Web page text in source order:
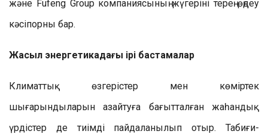
және Fufeng Group компаниясының жүгеріні терең өңдеу
кәсіпорны бар.
Жасыл энергетикадағы ірі бастамалар
Климаттық өзгерістер мен көміртек
шығарындыларын азайтуға бағытталған жаһандық
үрдістер де тиімді пайдаланылып отыр. Табиғи-